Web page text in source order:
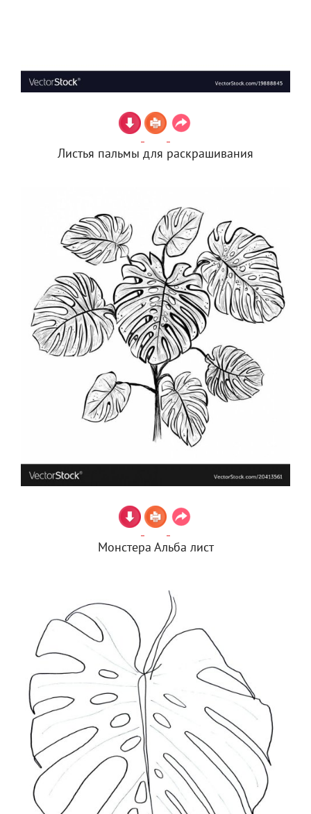
Листья пальмы для раскрашивания
Монстера Альба лист